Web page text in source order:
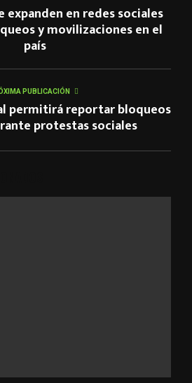
expanden en redes sociales
y movilizaciones en el
país
PUBLICACIÓN
permitirá reportar bloqueos
protestas sociales